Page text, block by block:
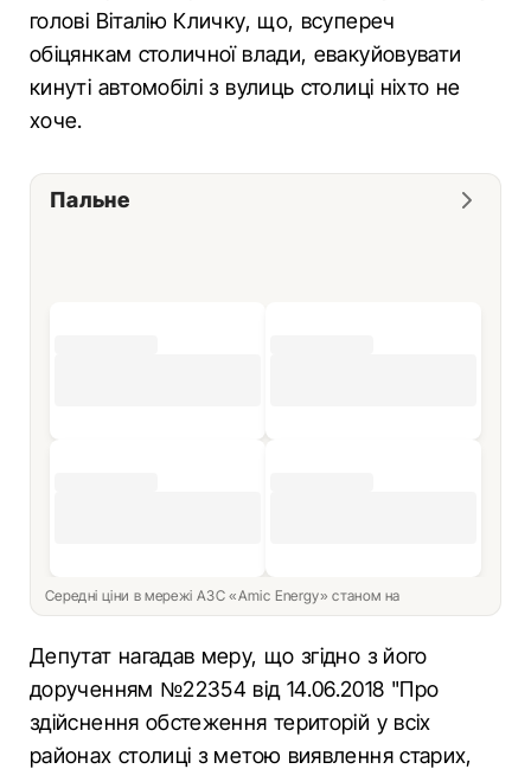
голові Віталію Кличку, що, всупереч
обіцянкам столичної влади, евакуйовувати
кинуті автомобілі з вулиць столиці ніхто не
хоче.
Пальне
Середні ціни в мережі АЗС «Amic Energy» станом на
Депутат нагадав меру, що згідно з його
дорученням №22354 від 14.06.2018 "Про
здійснення обстеження територій у всіх
районах столиці з метою виявлення старих,